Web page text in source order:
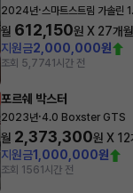
2024년·스마트스트림 가솔린
월 612,150원 X 27개월
지원금2,000,000원
조회 5,7741시간 전
포르쉐 박스터
2023년·4.0 Boxster GTS
월 2,373,300원 X 12
지원금1,000,000원
조회 1561시간 전